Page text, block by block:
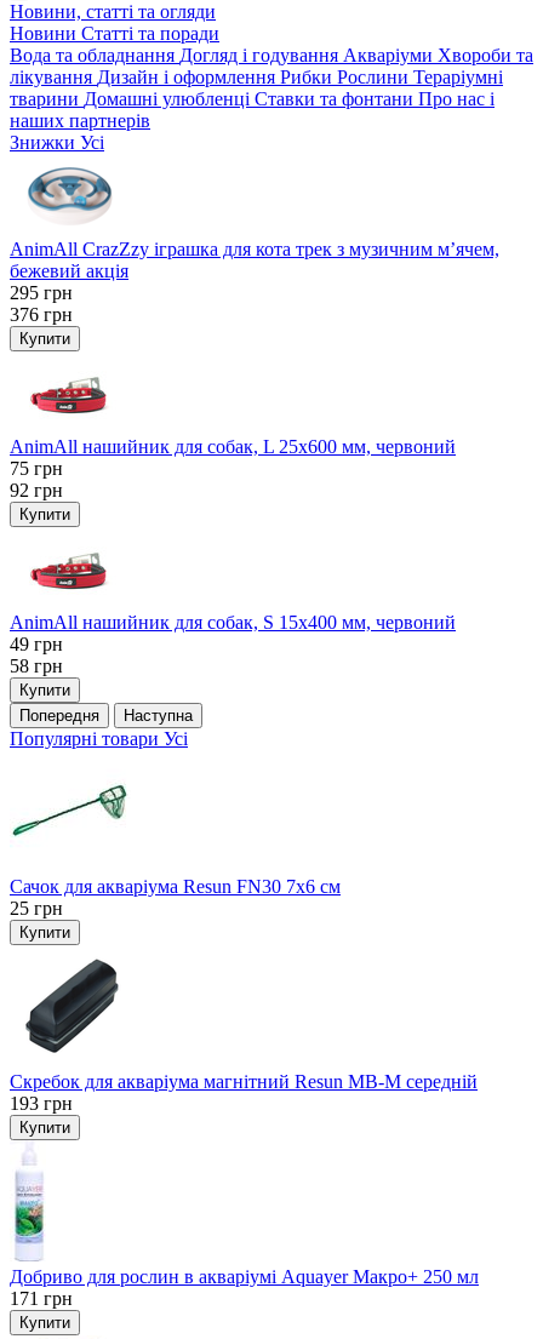
Новини, статті та огляди
Новини Статті та поради
Вода та обладнання Догляд і годування Акваріуми Хвороби та
лікування Дизайн і оформлення Рибки Рослини Тераріумні
тварини Домашні улюбленці Ставки та фонтани Про нас і
наших партнерів
Знижки Усі
AnimAll CrazZzy іграшка для кота трек з музичним м’ячем,
бежевий акція
295 грн
376 грн
Купити
AnimAll нашийник для собак, L 25x600 мм, червоний
75 грн
92 грн
Купити
AnimAll нашийник для собак, S 15х400 мм, червоний
49 грн
58 грн
Купити
Попередня
Наступна
Популярні товари Усі
Сачок для акваріума Resun FN30 7х6 см
25 грн
Купити
Скребок для акваріума магнітний Resun MB-M середній
193 грн
Купити
Добриво для рослин в акваріумі Aquayer Макро+ 250 мл
171 грн
Купити